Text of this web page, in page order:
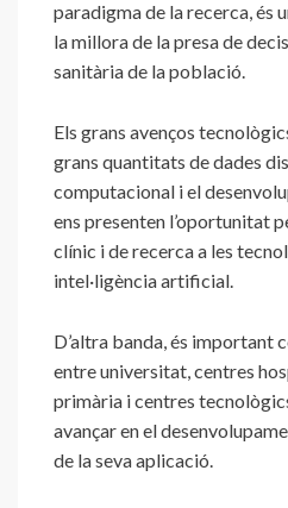
paradigma de la recerca, és
la millora de la presa de
sanitària de la població.
Els grans avenços
grans quantitats de dades
computacional i el
ens presenten l’oportunitat
clínic i de recerca a les
intel·ligència artificial.
D’altra banda, és important
entre universitat, centres
primària i centres
avançar en el
de la seva aplicació.